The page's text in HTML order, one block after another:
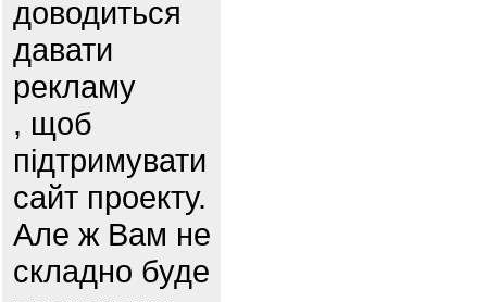
доводиться
давати
рекламу
, щоб
підтримувати
сайт проекту.
Але ж Вам не
складно буде